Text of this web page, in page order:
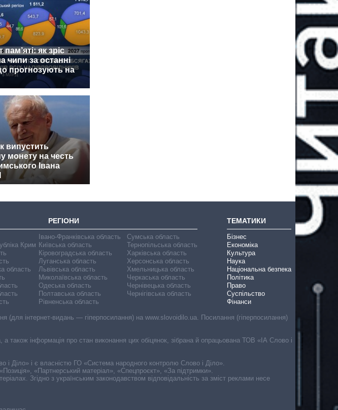
як зріс
чипи за останні
прогнозують на
випустить
монету на честь
Івана
РЕГІОНИ
Крим
область
Івано-Франківська область
Київська область
Кіровоградська область
Луганська область
Львівська область
Миколаївська область
Одеська область
Полтавська область
Рівненська область
Сумська область
Тернопільська область
Харківська область
Херсонська область
Хмельницька область
Черкаська область
Чернівецька область
Чернігівська область
ТЕМАТИКИ
Бізнес
Економіка
Культура
Наука
Національна безпека
Політика
Право
Суспільство
Фінанси
(для інтернет-видань — гіперпосилання) на www.slovoidilo.ua. Посилання (гіперпосилання)
а також інформація про стан виконання цих обіцянок, зібрана й опрацьована ТОВ «ІА Слово і
і Діло» і є власністю ГО «Система народного контролю Слово і Діло».
«Партнерський матеріал», «Спецпроєкт», «За підтримки».
Згідно з українським законодавством відповідальність за зміст реклами несе